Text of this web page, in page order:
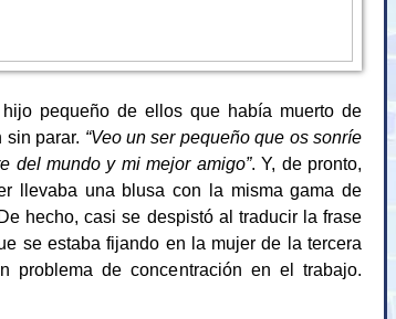
pequeño de ellos que había muerto de
sin parar. “Veo un ser pequeño que os sonríe
del mundo y mi mejor amigo”. Y, de pronto,
llevaba una blusa con la misma gama de
hecho, casi se despistó al traducir la frase
se estaba fijando en la mujer de la tercera
problema de concentración en el trabajo.